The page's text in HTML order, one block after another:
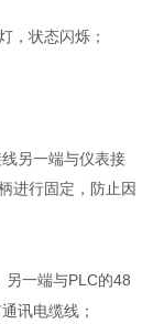
，状态闪烁；
线另一端与仪表接
进行固定，防止因
另一端与PLC的48
讯电缆线；